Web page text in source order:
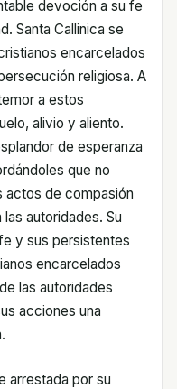
devoción a su fe
Santa Callinica se
encarcelados
religiosa. A
a estos
alivio y aliento.
de esperanza
que no
actos de compasión
autoridades. Su
y sus persistentes
encarcelados
las autoridades
acciones una
arrestada por su